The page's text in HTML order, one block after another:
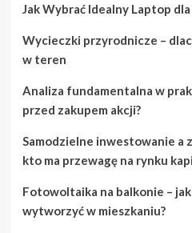
to
Jak Wybrać Idealny Laptop
Wycieczki przyrodnicze –
w teren
Analiza fundamentalna w
przed zakupem akcji?
Samodzielne inwestowanie a
kto ma przewagę na rynku
Fotowoltaika na balkonie –
wytworzyć w mieszkaniu?